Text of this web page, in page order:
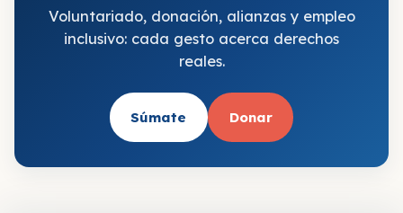
Voluntariado, donación, alianzas y empleo
inclusivo: cada gesto acerca derechos
reales.
Súmate Donar